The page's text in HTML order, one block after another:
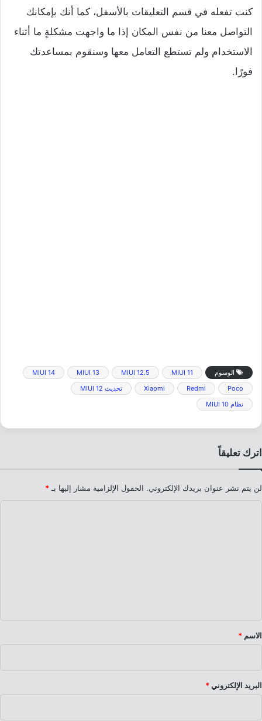
كنت تفعله في قسم التعليقات بالأسفل، كما أنك بإمكانك
التواصل معنا من نفس المكان إذا ما واجهت مشكلةٍ ما أثناء
الاستخدام ولم تستطع التعامل معها وسنقوم بمساعدتك
فورًا.
الوسوم MIUI 11
MIUI 12.5
MIUI 13
MIUI 14
Poco
Redmi
Xiaomi
تحديث MIUI 12
نظام MIUI 10
اترك تعليقاً
لن يتم نشر عنوان بريدك الإلكتروني. الحقول الإلزامية مشار إليها بـ *
*
الاسم *
البريد الإلكتروني *